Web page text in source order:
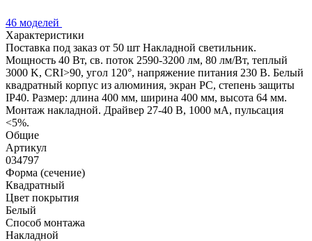
46 моделей
Характеристики
Поставка под заказ от 50 шт Накладной светильник.
Мощность 40 Вт, св. поток 2590-3200 лм, 80 лм/Вт, теплый
3000 K, CRI>90, угол 120°, напряжение питания 230 В. Белый
квадратный корпус из алюминия, экран PC, степень защиты
IP40. Размер: длина 400 мм, ширина 400 мм, высота 64 мм.
Монтаж накладной. Драйвер 27-40 В, 1000 мА, пульсация
<5%.
Общие
Артикул
034797
Форма (сечение)
Квадратный
Цвет покрытия
Белый
Способ монтажа
Накладной